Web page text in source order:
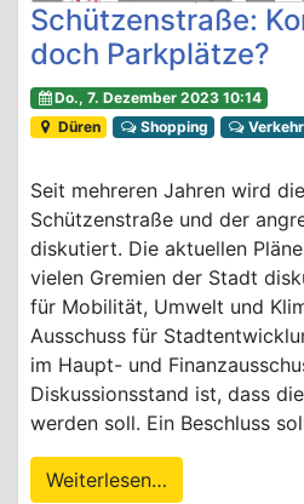
Schützenstraße:
doch Parkplätze?
Do., 7. Dezember 2023 10:14
Düren
Shopping Verkehr
Seit mehreren Jahren wird
Schützenstraße und der
diskutiert. Die aktuellen
vielen Gremien der Stadt
für Mobilität, Umwelt und
Ausschuss für
im Haupt- und
Diskussionsstand ist, dass
werden soll. Ein Beschluss
Weiterlesen…